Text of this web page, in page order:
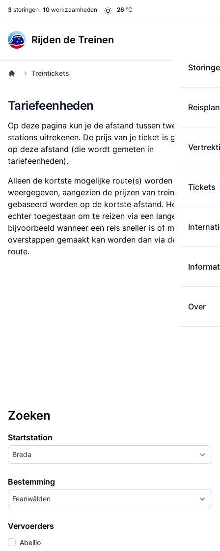
3 storingen 10 werkzaamheden 26 °C
Rijden de Treinen
Tickets
Over
Treintickets
Tariefeenheden
Op deze pagina kun je de afstand tussen twee
stations uitrekenen. De prijs van je ticket is gebaseerd
op deze afstand (die wordt gemeten in
tariefeenheden).
Alleen de kortste mogelijke route(s) worden
weergegeven, aangezien de prijzen van treintickets
gebaseerd worden op de kortste afstand. Het is
echter toegestaan om te reizen via een langere route,
bijvoorbeeld wanneer een reis sneller is of met minder
overstappen gemaakt kan worden dan via de kortste
route.
Zoeken
Startstation
Breda
Bestemming
Feanwâlden
Vervoerders
Abellio